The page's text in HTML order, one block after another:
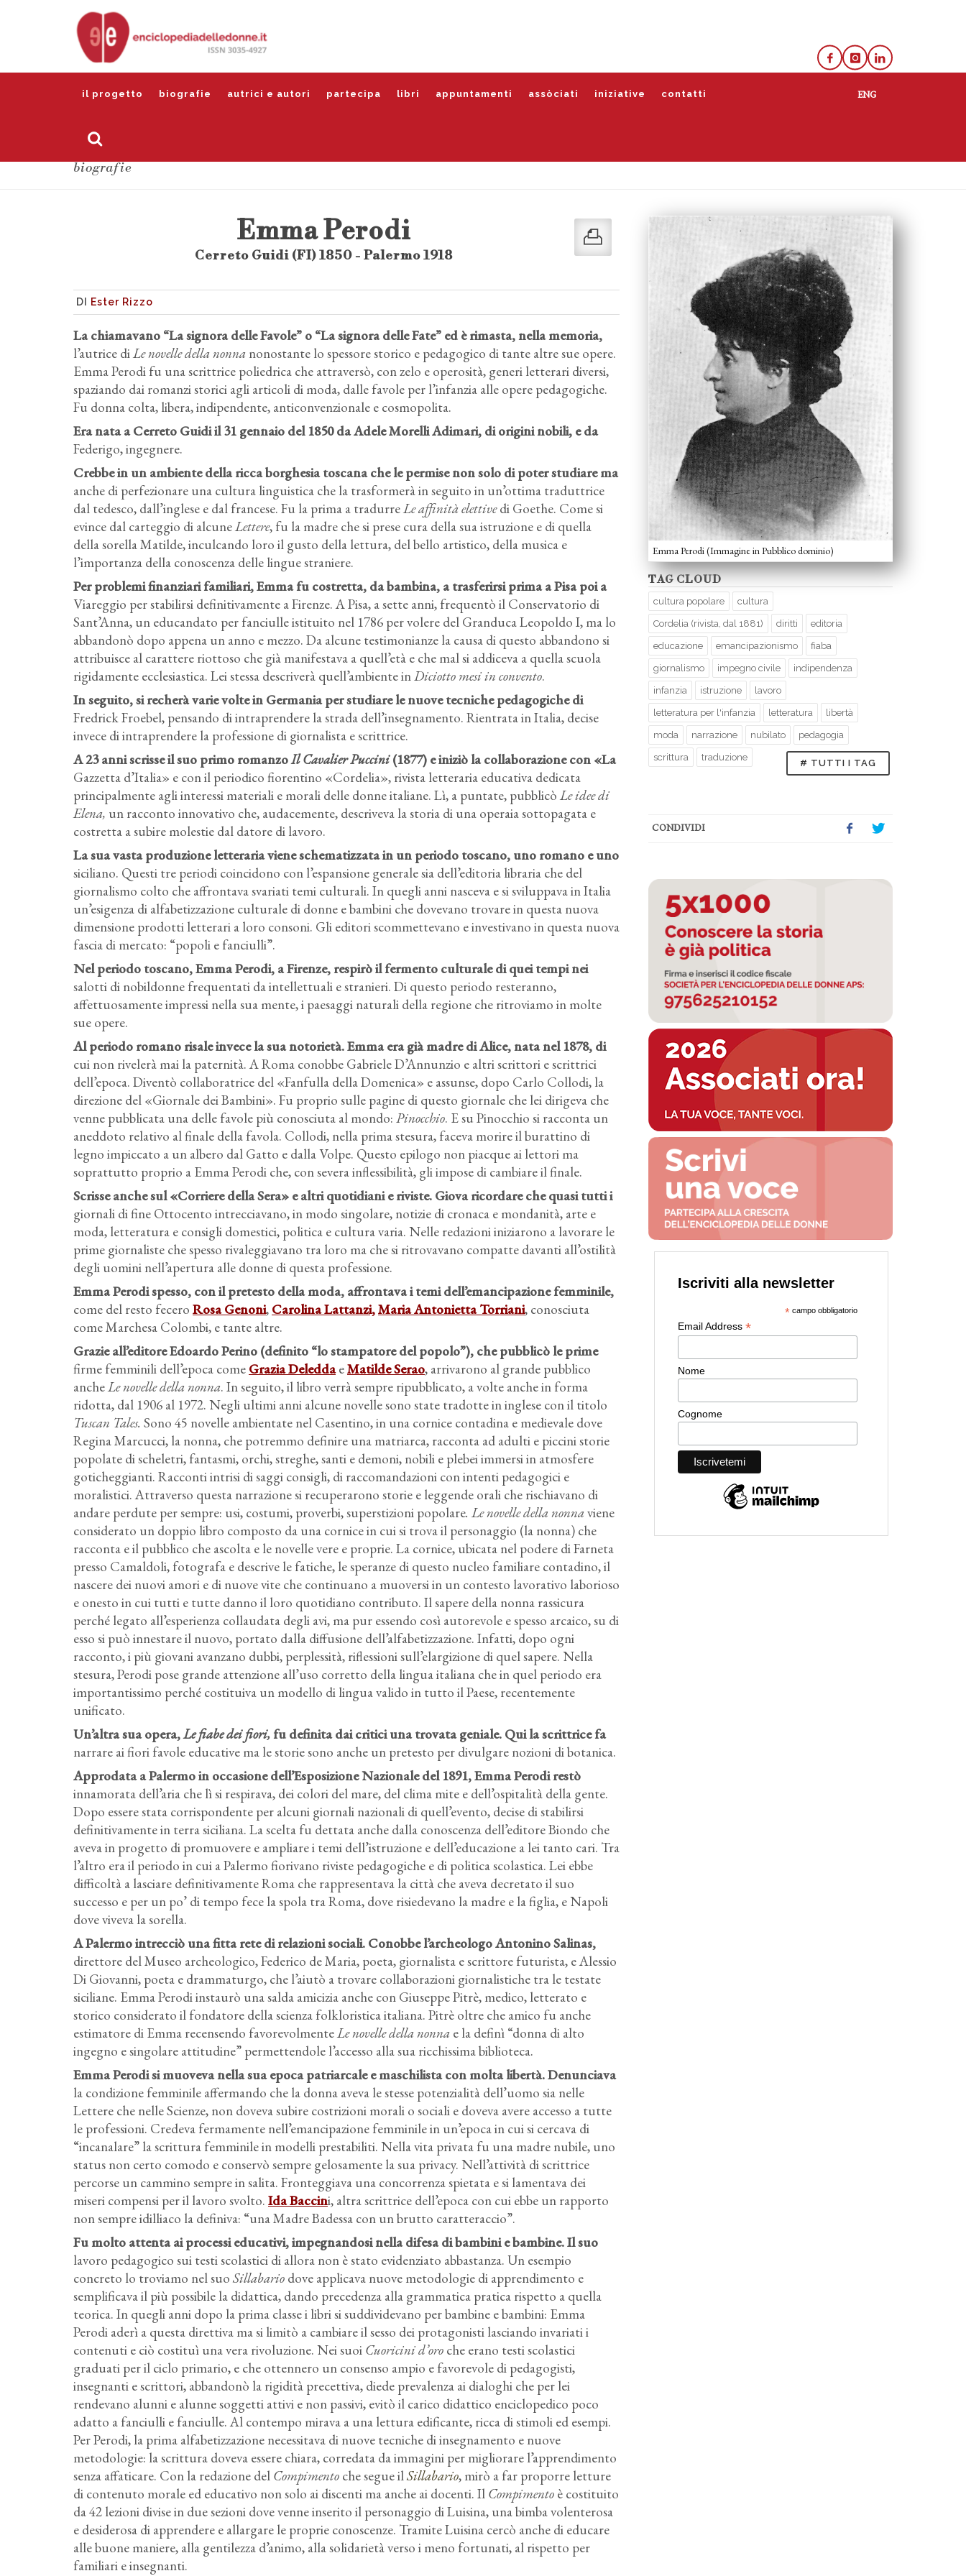
il progetto biografie autrici e autori partecipa libri appuntamenti assòciati iniziative contatti
biografie
Emma Perodi (Immagine in Pubblico dominio)
TAG CLOUD
cultura popolare cultura
Cordelia (rivista, dal 1881) diritti editoria
educazione emancipazionismo fiaba
giornalismo impegno civile indipendenza
infanzia istruzione lavoro
letteratura per l'infanzia letteratura libertà
moda narrazione nubilato pedagogia
scrittura traduzione
# TUTTI I TAG
CONDIVIDI
Emma Perodi
Cerreto Guidi (FI) 1850 - Palermo 1918
DI Ester Rizzo
La chiamavano “La signora delle Favole” o “La signora delle Fate” ed è rimasta, nella memoria,
l’autrice diLe novelle della nonna nonostante lo spessore storico e pedagogico di tante altre sue opere.
Emma Perodi fu una scrittrice poliedrica che attraversò, con zelo e operosità, generi letterari diversi,
spaziando dai romanzi storici agli articoli di moda, dalle favole per l’infanzia alle opere pedagogiche.
Fu donna colta, libera, indipendente, anticonvenzionale e cosmopolita.
Era nata a Cerreto Guidi il 31 gennaio del 1850 da Adele Morelli Adimari, di origini nobili, e da
Federigo, ingegnere.
Crebbe in un ambiente della ricca borghesia toscana che le permise non solo di poter studiare ma
anche di perfezionare una cultura linguistica che la trasformerà in seguito in un’ottima traduttrice
dal tedesco, dall’inglese e dal francese. Fu la prima a tradurreLe affinità elettivedi Goethe. Come si
evince dal carteggio di alcuneLettere, fu la madre che si prese cura della sua istruzione e di quella
della sorella Matilde, inculcando loro il gusto della lettura, del bello artistico, della musica e
l’importanza della conoscenza delle lingue straniere.
Per problemi finanziari familiari, Emma fu costretta, da bambina, a trasferirsi prima a Pisa poi a
Viareggio per stabilirsi definitivamente a Firenze. A Pisa, a sette anni, frequentò il Conservatorio di
Sant’Anna, un educandato per fanciulle istituito nel 1786 per volere del Granduca Leopoldo I, ma lo
abbandonò dopo appena un anno e mezzo. Da alcune testimonianze la causa di questo abbandono si
attribuisce al carattere riottoso che già manifestava a quell’età e che mal si addiceva a quella scuola
rigidamente ecclesiastica. Lei stessa descriverà quell’ambiente inDiciotto mesi in convento.
In seguito, si recherà varie volte in Germania per studiare le nuove tecniche pedagogiche di
Fredrick Froebel, pensando di intraprendere la strada dell’insegnamento. Rientrata in Italia, decise
invece di intraprendere la professione di giornalista e scrittrice.
A 23 anni scrisse il suo primo romanzoIl Cavalier Puccini(1877) e iniziò la collaborazione con «La
Gazzetta d’Italia» e con il periodico fiorentino «Cordelia», rivista letteraria educativa dedicata
principalmente agli interessi materiali e morali delle donne italiane. Lì, a puntate, pubblicò Le idee di
Elena, un racconto innovativo che, audacemente, descriveva la storia di una operaia sottopagata e
costretta a subire molestie dal datore di lavoro.
La sua vasta produzione letteraria viene schematizzata in un periodo toscano, uno romano e uno
siciliano. Questi tre periodi coincidono con l’espansione generale sia dell’editoria libraria che del
giornalismo colto che affrontava svariati temi culturali. In quegli anni nasceva e si sviluppava in Italia
un’esigenza di alfabetizzazione culturale di donne e bambini che dovevano trovare in questa nuova
dimensione prodotti letterari a loro consoni. Gli editori scommettevano e investivano in questa nuova
fascia di mercato: “popoli e fanciulli”.
Nel periodo toscano, Emma Perodi, a Firenze, respirò il fermento culturale di quei tempi nei
salotti di nobildonne frequentati da intellettuali e stranieri. Di questo periodo resteranno,
affettuosamente impressi nella sua mente, i paesaggi naturali della regione che ritroviamo in molte
sue opere.
Al periodo romano risale invece la sua notorietà. Emma era già madre di Alice, nata nel 1878, di
cui non rivelerà mai la paternità. A Roma conobbe Gabriele D’Annunzio e altri scrittori e scrittrici
dell’epoca. Diventò collaboratrice del «Fanfulla della Domenica» e assunse, dopo Carlo Collodi, la
direzione del «Giornale dei Bambini». Fu proprio sulle pagine di questo giornale che lei dirigeva che
venne pubblicata una delle favole più conosciuta al mondo: Pinocchio. E su Pinocchio si racconta un
aneddoto relativo al finale della favola. Collodi, nella prima stesura, faceva morire il burattino di
legno impiccato a un albero dal Gatto e dalla Volpe. Questo epilogo non piacque ai lettori ma
soprattutto proprio a Emma Perodi che, con severa inflessibilità, gli impose di cambiare il finale.
Scrisse anche sul «Corriere della Sera» e altri quotidiani e riviste. Giova ricordare che quasi tutti i
giornali di fine Ottocento intrecciavano, in modo singolare, notizie di cronaca e mondanità, arte e
moda, letteratura e consigli domestici, politica e cultura varia. Nelle redazioni iniziarono a lavorare le
prime giornaliste che spesso rivaleggiavano tra loro ma che si ritrovavano compatte davanti all’ostilità
degli uomini nell’apertura alle donne di questa professione.
Emma Perodi spesso, con il pretesto della moda, affrontava i temi dell’emancipazione femminile,
come del resto fecero Rosa Genoni, Carolina Lattanzi,Maria Antonietta Torriani, conosciuta
come Marchesa Colombi, e tante altre.
Grazie all’editore Edoardo Perino (definito “lo stampatore del popolo”), che pubblicò le prime
firme femminili dell’epoca come Grazia DeleddaeMatilde Serao, arrivarono al grande pubblico
ancheLe novelle della nonna. In seguito, il libro verrà sempre ripubblicato, a volte anche in forma
ridotta, dal 1906 al 1972. Negli ultimi anni alcune novelle sono state tradotte in inglese con il titolo
Tuscan Tales. Sono 45 novelle ambientate nel Casentino, in una cornice contadina e medievale dove
Regina Marcucci, la nonna, che potremmo definire una matriarca, racconta ad adulti e piccini storie
popolate di scheletri, fantasmi, orchi, streghe, santi e demoni, nobili e plebei immersi in atmosfere
goticheggianti. Racconti intrisi di saggi consigli, di raccomandazioni con intenti pedagogici e
moralistici. Attraverso questa narrazione si recuperarono storie e leggende orali che rischiavano di
andare perdute per sempre: usi, costumi, proverbi, superstizioni popolare. Le novelle della nonnaviene
considerato un doppio libro composto da una cornice in cui si trova il personaggio (la nonna) che
racconta e il pubblico che ascolta e le novelle vere e proprie. La cornice, ubicata nel podere di Farneta
presso Camaldoli, fotografa e descrive le fatiche, le speranze di questo nucleo familiare contadino, il
nascere dei nuovi amori e di nuove vite che continuano a muoversi in un contesto lavorativo laborioso
e onesto in cui tutti e tutte danno il loro quotidiano contributo. Il sapere della nonna rassicura
perché legato all’esperienza collaudata degli avi, ma pur essendo così autorevole e spesso arcaico, su di
esso si può innestare il nuovo, portato dalla diffusione dell’alfabetizzazione. Infatti, dopo ogni
racconto, i più giovani avanzano dubbi, perplessità, riflessioni sull’elargizione di quel sapere. Nella
stesura, Perodi pose grande attenzione all’uso corretto della lingua italiana che in quel periodo era
importantissimo perché costituiva un modello di lingua valido in tutto il Paese, recentemente
unificato.
Un’altra sua opera,Le fiabe dei fiori, fu definita dai critici una trovata geniale. Qui la scrittrice fa
narrare ai fiori favole educative ma le storie sono anche un pretesto per divulgare nozioni di botanica.
Approdata a Palermo in occasione dell’Esposizione Nazionale del 1891, Emma Perodi restò
innamorata dell’aria che lì si respirava, dei colori del mare, del clima mite e dell’ospitalità della gente.
Dopo essere stata corrispondente per alcuni giornali nazionali di quell’evento, decise di stabilirsi
definitivamente in terra siciliana. La scelta fu dettata anche dalla conoscenza dell’editore Biondo che
aveva in progetto di promuovere e ampliare i temi dell’istruzione e dell’educazione a lei tanto cari. Tra
l’altro era il periodo in cui a Palermo fiorivano riviste pedagogiche e di politica scolastica. Lei ebbe
difficoltà a lasciare definitivamente Roma che rappresentava la città che aveva decretato il suo
successo e per un po’ di tempo fece la spola tra Roma, dove risiedevano la madre e la figlia, e Napoli
dove viveva la sorella.
A Palermo intrecciò una fitta rete di relazioni sociali. Conobbe l’archeologo Antonino Salinas,
direttore del Museo archeologico, Federico de Maria, poeta, giornalista e scrittore futurista, e Alessio
Di Giovanni, poeta e drammaturgo, che l’aiutò a trovare collaborazioni giornalistiche tra le testate
siciliane. Emma Perodi instaurò una salda amicizia anche con Giuseppe Pitrè, medico, letterato e
storico considerato il fondatore della scienza folkloristica italiana. Pitrè oltre che amico fu anche
estimatore di Emma recensendo favorevolmenteLe novelle della nonna e la definì “donna di alto
ingegno e singolare attitudine” permettendole l’accesso alla sua ricchissima biblioteca.
Emma Perodi si muoveva nella sua epoca patriarcale e maschilista con molta libertà. Denunciava
la condizione femminile affermando che la donna aveva le stesse potenzialità dell’uomo sia nelle
Lettere che nelle Scienze, non doveva subire costrizioni morali o sociali e doveva avere accesso a tutte
le professioni. Credeva fermamente nell’emancipazione femminile in un’epoca in cui si cercava di
“incanalare” la scrittura femminile in modelli prestabiliti. Nella vita privata fu una madre nubile, uno
status non certo comodo e conservò sempre gelosamente la sua privacy. Nell’attività di scrittrice
percorse un cammino sempre in salita. Fronteggiava una concorrenza spietata e si lamentava dei
miseri compensi per il lavoro svolto. Ida Baccini, altra scrittrice dell’epoca con cui ebbe un rapporto
non sempre idilliaco la definiva: “una Madre Badessa con un brutto caratteraccio”.
Fu molto attenta ai processi educativi, impegnandosi nella difesa di bambini e bambine. Il suo
lavoro pedagogico sui testi scolastici di allora non è stato evidenziato abbastanza. Un esempio
concreto lo troviamo nel suo Sillabario dove applicava nuove metodologie di apprendimento e
semplificava il più possibile la didattica, dando precedenza alla grammatica pratica rispetto a quella
teorica. In quegli anni dopo la prima classe i libri si suddividevano per bambine e bambini: Emma
Perodi aderì a questa direttiva ma si limitò a cambiare il sesso dei protagonisti lasciando invariati i
contenuti e ciò costituì una vera rivoluzione. Nei suoi Cuoricini d’oro che erano testi scolastici
graduati per il ciclo primario, e che ottennero un consenso ampio e favorevole di pedagogisti,
insegnanti e scrittori, abbandonò la rigidità precettiva, diede prevalenza ai dialoghi che per lei
rendevano alunni e alunne soggetti attivi e non passivi, evitò il carico didattico enciclopedico poco
adatto a fanciulli e fanciulle. Al contempo mirava a una lettura edificante, ricca di stimoli ed esempi.
Per Perodi, la prima alfabetizzazione necessitava di nuove tecniche di insegnamento e nuove
metodologie: la scrittura doveva essere chiara, corredata da immagini per migliorare l’apprendimento
senza affaticare. Con la redazione del Compimento che segue ilSillabario, mirò a far proporre letture
di contenuto morale ed educativo non solo ai discenti ma anche ai docenti. Il Compimento è costituito
da 42 lezioni divise in due sezioni dove venne inserito il personaggio di Luisina, una bimba volenterosa
e desiderosa di apprendere e allargare le proprie conoscenze. Tramite Luisina cercò anche di educare
alle buone maniere, alla gentilezza d’animo, alla solidarietà verso i meno fortunati, al rispetto per
familiari e insegnanti.